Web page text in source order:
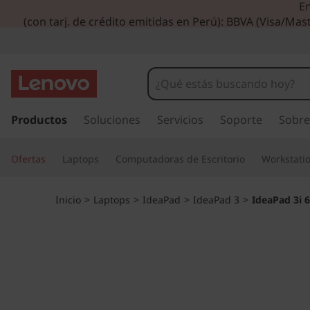
e
a
P
a
(con tarj. de crédito emitidas en Perú): BBVA (Visa/
r
c
Productos Soluciones Servicios Soporte
Ofertas Laptops Computadoras de Escritorio
Inicio > Laptops > IdeaPad > IdeaPad 3 > IdeaPad 3i